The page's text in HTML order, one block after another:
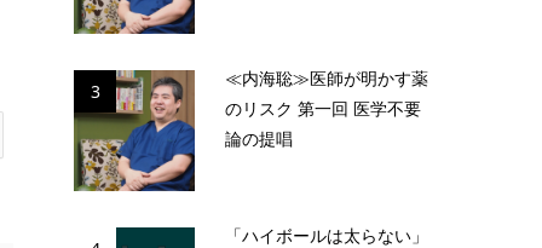
3
≪内海聡≫医師が明かす薬
のリスク 第一回 医学不要
論の提唱
「ハイボールは太らない」